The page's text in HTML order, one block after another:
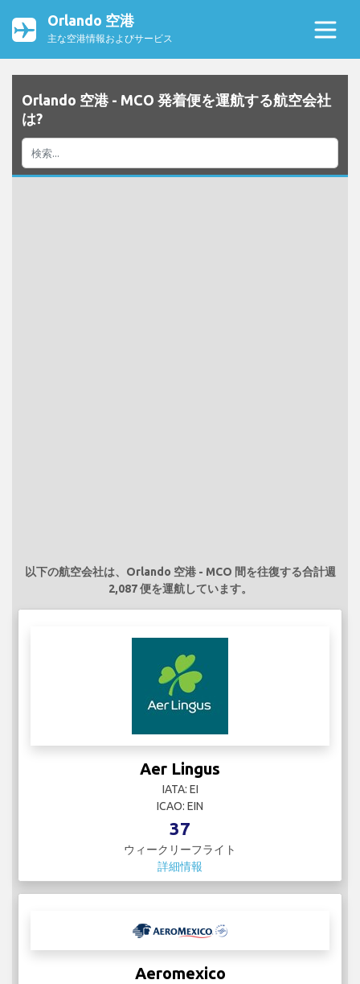
Orlando 空港
主な空港情報およびサービス
Orlando 空港 - MCO 発着便を運航する航空会社
は?
以下の航空会社は、Orlando 空港 - MCO 間を往復する合計週
2,087 便を運航しています。
Aer Lingus
IATA: EI
ICAO: EIN
37
ウィークリーフライト
詳細情報
Aeromexico